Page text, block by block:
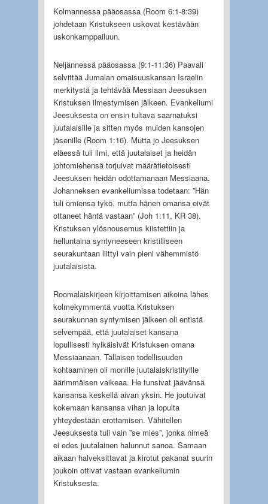
Kolmannessa pääosassa (Room 6:1-8:39)
johdetaan Kristukseen uskovat kestävään
uskonkamppailuun.
Neljännessä pääosassa (9:1-11:36) Paavali
selvittää Jumalan omaisuuskansan Israelin
merkitystä ja tehtävää Messiaan Jeesuksen
Kristuksen ilmestymisen jälkeen. Evankeliumi
Jeesuksesta on ensin tultava saarnatuksi
juutalaisille ja sitten myös muiden kansojen
jäsenille (Room 1:16). Mutta jo Jeesuksen
eläessä tuli ilmi, että juutalaiset ja heidän
johtomiehensä torjuivat määrätietoisesti
Jeesuksen heidän odottamanaan Messiaana.
Johanneksen evankeliumissa todetaan: ”Hän
tuli omiensa tykö, mutta hänen omansa eivät
ottaneet häntä vastaan” (Joh 1:11, KR 38).
Kristuksen ylösnousemus kiistettiin ja
helluntaina syntyneeseen kristilliseen
seurakuntaan liittyi vain pieni vähemmistö
juutalaisista.
Roomalaiskirjeen kirjoittamisen aikoina lähes
kolmekymmentä vuotta Kristuksen
seurakunnan syntymisen jälkeen oli entistä
selvempää, että juutalaiset kansana
lopullisesti hylkäisivät Kristuksen omana
Messiaanaan. Tällaisen todellisuuden
kohtaaminen oli monille juutalaiskristityille
äärimmäisen vaikeaa. He tunsivat jäävänsä
kansansa keskellä aivan yksin. He joutuivat
kokemaan kansansa vihan ja lopulta
yhteydestään erottamisen. Vähitellen
Jeesuksesta tuli vain ”se mies”, jonka nimeä
ei edes juutalainen halunnut sanoa. Samaan
aikaan halveksittavat ja kirotut pakanat suurin
joukoin ottivat vastaan evankeliumin
Kristuksesta.